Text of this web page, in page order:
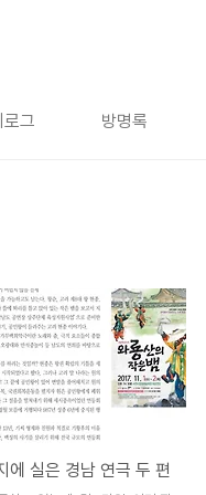
로그 방명록
에 실은 경남 연극 두 편